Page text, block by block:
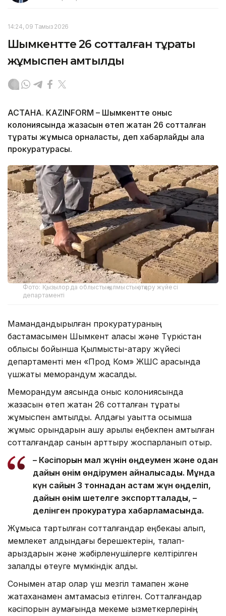
14:24, 09 Тамыз 2026
Шымкентте 26 сотталған тұрақты
жұмыспен қамтылды
АСТАНА. KAZINFORM – Шымкентте қоныс
колониясында жазасын өтеп жатқан 26 сотталған
тұрақты жұмысқа орналасты, деп хабарлайды қала
прокуратурасы.
Фото: Қызылорда облыстық қылмыстық атқару жүйесі
департаменті
Мамандандырылған прокуратураның
бастамасымен Шымкент қаласы және Түркістан
облысы бойынша Қылмыстық-атқару жүйесі
департаменті мен «Прод Ком» ЖШС арасында
үшжақты меморандум жасалды.
Меморандум аясында қоныс колониясында
жазасын өтеп жатқан 26 сотталған тұрақты
жұмыспен қамтылды. Алдағы уақытта қосымша
жұмыс орындарын ашу арқылы еңбекпен қамтылған
сотталғандар санын арттыру жоспарланып отыр.
– Кәсіпорын мал жүнін өңдеумен және одан
дайын өнім өндірумен айналысады. Мұнда
күн сайын 3 тоннадан астам жүн өңделіп,
дайын өнім шетелге экспортталады, –
делінген прокуратура хабарламасында.
Жұмысқа тартылған сотталғандар еңбекақы алып,
мемлекет алдындағы берешектерін, талап-
арыздарын және жәбірленушілерге келтірілген
залалды өтеуге мүмкіндік алды.
Сонымен қатар олар үш мезгіл тамақпен және
жатақханамен қамтамасыз етілген. Сотталғандар
кәсіпорын аумағында мекеме қызметкерлерінің